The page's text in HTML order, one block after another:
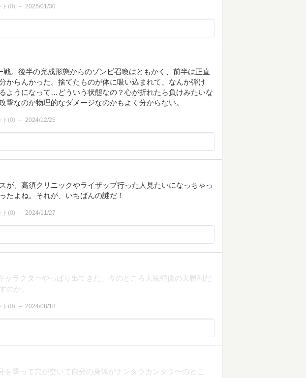
ト(0) 2025/01/30
戦。後半の完成形態からのゾンビ召喚はともかく、前半は正直
からんかった。捨てたものが体に吸い込まれて、なんか弾け
ようになって…どういう状態なの？心が折れたら負けみたいな
撃なのか物理的なダメージなのかもよく分からない。
ト(0) 2024/12/25
が、高須クリニックやライザップ行った人見たいになっちゃっ
よね。それが、いちばんの謎だ！
ト(0) 2024/11/27
ャラクターやっぱり出てきた。今のところ大統領側の大勝利だ
のか。
ト(0) 2024/08/18
を撃って穴が空いて自分の身体がナンタラカンタラ〜のとこ